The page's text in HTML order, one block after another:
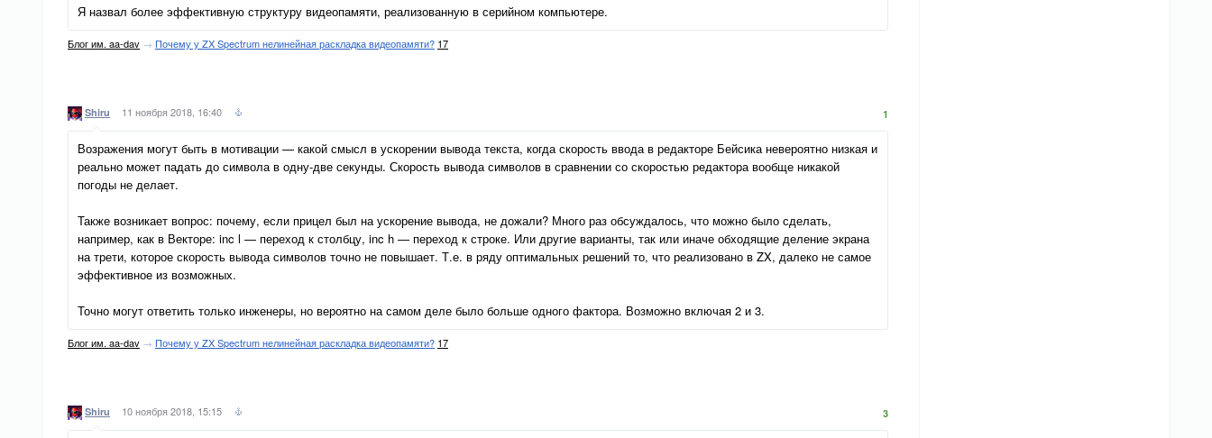
Я назвал более эффективную структуру видеопамяти, реализованную в серийном компьютере.
Блог им. aa-dav → Почему у ZX Spectrum нелинейная раскладка видеопамяти? 17
Shiru 11 ноября 2018, 16:40 1
Возражения могут быть в мотивации — какой смысл в ускорении вывода текста, когда скорость ввода в редакторе Бейсика невероятно низкая и
реально может падать до символа в одну-две секунды. Скорость вывода символов в сравнении со скоростью редактора вообще никакой
погоды не делает.
Также возникает вопрос: почему, если прицел был на ускорение вывода, не дожали? Много раз обсуждалось, что можно было сделать,
например, как в Векторе: inc l — переход к столбцу, inc h — переход к строке. Или другие варианты, так или иначе обходящие деление экрана
на трети, которое скорость вывода символов точно не повышает. Т.е. в ряду оптимальных решений то, что реализовано в ZX, далеко не самое
эффективное из возможных.
Точно могут ответить только инженеры, но вероятно на самом деле было больше одного фактора. Возможно включая 2 и 3.
Блог им. aa-dav → Почему у ZX Spectrum нелинейная раскладка видеопамяти? 17
Shiru 10 ноября 2018, 15:15 3